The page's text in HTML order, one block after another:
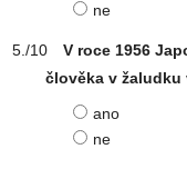
ne
V roce 1956
člověka v žaludku
ano
ne